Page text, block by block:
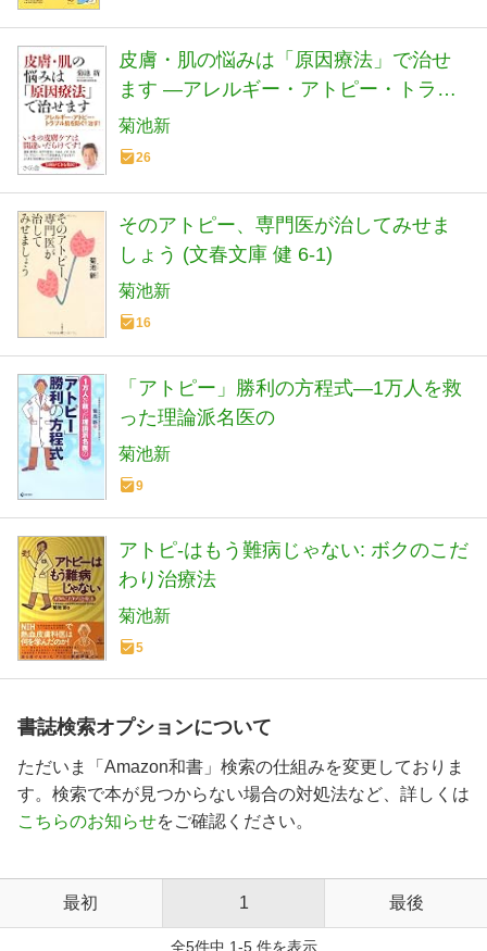
皮膚・肌の悩みは「原因療法」で治せ
ます ―アレルギー・アトピー・トラブ
ル肌を防ぐ！治す！
菊池新
26
そのアトピー、専門医が治してみせま
しょう (文春文庫 健 6-1)
菊池新
16
「アトピー」勝利の方程式―1万人を救
った理論派名医の
菊池新
9
アトピ-はもう難病じゃない: ボクのこだ
わり治療法
菊池新
5
書誌検索オプションについて
ただいま「Amazon和書」検索の仕組みを変更しておりま
す。検索で本が見つからない場合の対処法など、詳しくは
こちらのお知らせをご確認ください。
最初 1 最後
全5件中 1-5 件を表示